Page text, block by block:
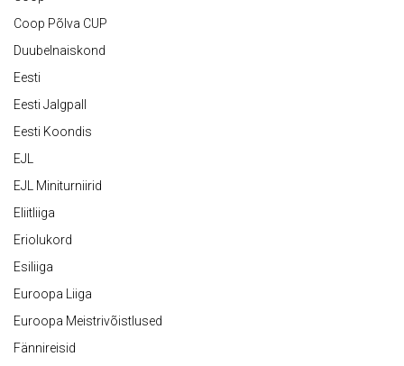
Coop Põlva CUP
Duubelnaiskond
Eesti
Eesti Jalgpall
Eesti Koondis
EJL
EJL Miniturniirid
Eliitliiga
Eriolukord
Esiliiga
Euroopa Liiga
Euroopa Meistrivõistlused
Fännireisid